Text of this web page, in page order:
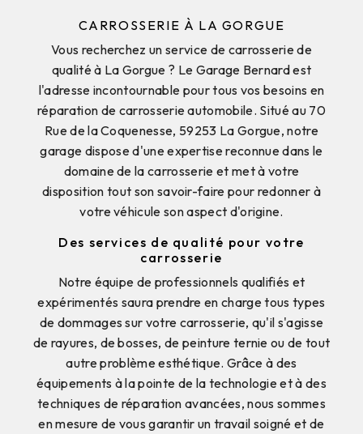
CARROSSERIE À LA GORGUE
Vous recherchez un service de carrosserie de
qualité à La Gorgue ? Le Garage Bernard est
l'adresse incontournable pour tous vos besoins en
réparation de carrosserie automobile. Situé au 70
Rue de la Coquenesse, 59253 La Gorgue, notre
garage dispose d'une expertise reconnue dans le
domaine de la carrosserie et met à votre
disposition tout son savoir-faire pour redonner à
votre véhicule son aspect d'origine.
Des services de qualité pour votre
carrosserie
Notre équipe de professionnels qualifiés et
expérimentés saura prendre en charge tous types
de dommages sur votre carrosserie, qu'il s'agisse
de rayures, de bosses, de peinture ternie ou de tout
autre problème esthétique. Grâce à des
équipements à la pointe de la technologie et à des
techniques de réparation avancées, nous sommes
en mesure de vous garantir un travail soigné et de